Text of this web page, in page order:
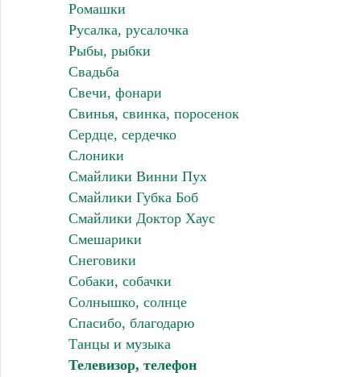
Ромашки
Русалка, русалочка
Рыбы, рыбки
Свадьба
Свечи, фонари
Свинья, свинка, поросенок
Сердце, сердечко
Слоники
Смайлики Винни Пух
Смайлики Губка Боб
Смайлики Доктор Хаус
Смешарики
Снеговики
Собаки, собачки
Солнышко, солнце
Спасибо, благодарю
Танцы и музыка
Телевизор, телефон